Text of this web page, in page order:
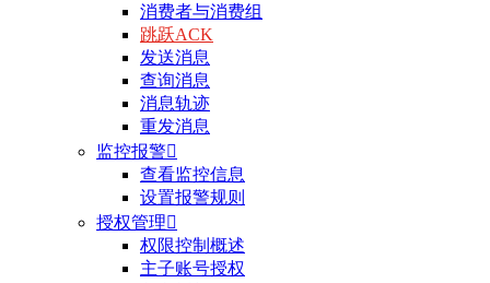
消费者与消费组
跳跃ACK
发送消息
查询消息
消息轨迹
重发消息
监控报警
查看监控信息
设置报警规则
授权管理
权限控制概述
主子账号授权